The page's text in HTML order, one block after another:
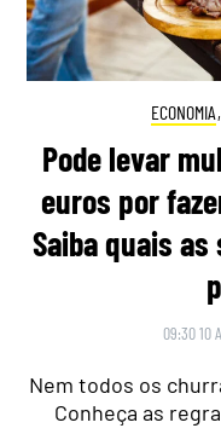
ECONOMIA,
Pode levar
euros por
Saiba quais
09:30 10
Nem todos os
Conheça as